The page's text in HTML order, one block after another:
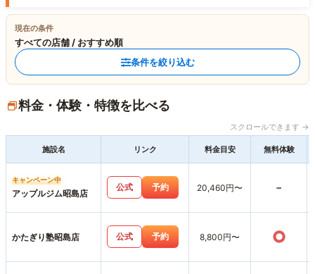
現在の条件
すべての店舗 / おすすめ順
条件を絞り込む
料金・体験・特徴を比べる
スクロールできます →
施設名 リンク 料金目安 無料体験
キャンペーン中
アップルジム昭島店
公式 予約 20,460円〜 -
かたぎり塾昭島店 公式 予約 8,800円〜 ○